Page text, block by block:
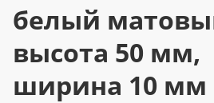
белый
высота 50 мм,
ширина 10 мм